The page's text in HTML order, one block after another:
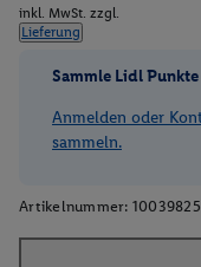
inkl. MwSt. zzgl.
Lieferung
Sammle Lidl
Anmelden oder
sammeln.
Artikelnummer: